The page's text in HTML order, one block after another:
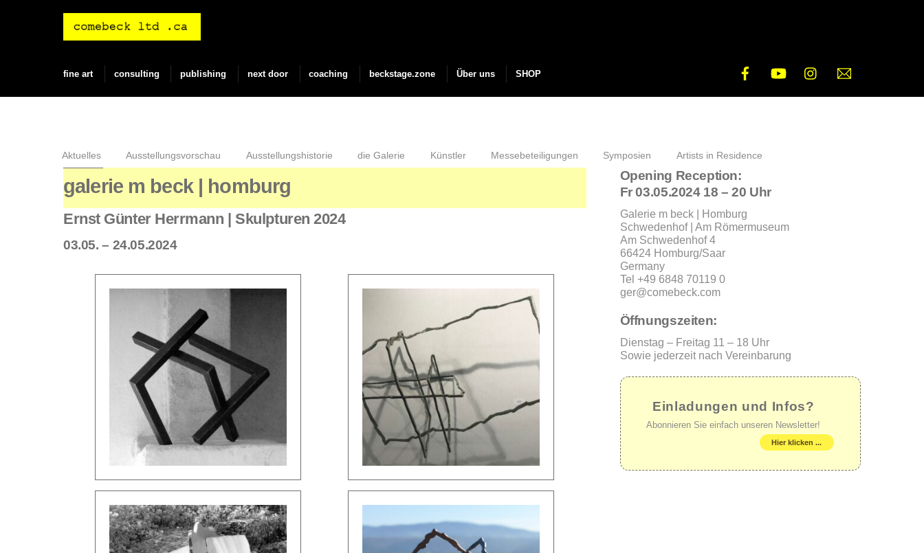
fine art consulting publishing next door coaching beckstage.zone Über uns SHOP
Aktuelles Ausstellungsvorschau Ausstellungshistorie die Galerie Künstler Messebeteiligungen Symposien Artists in Residence
galerie m beck | homburg
Ernst Günter Herrmann | Skulpturen 2024
03.05. – 24.05.2024
Opening Reception:
Fr 03.05.2024 18 – 20 Uhr
Galerie m beck | Homburg
Schwedenhof | Am Römermuseum
Am Schwedenhof 4
66424 Homburg/Saar
Germany
Tel +49 6848 70119 0
ger@comebeck.com
Öffnungszeiten:
Dienstag – Freitag 11 – 18 Uhr
Sowie jederzeit nach Vereinbarung
Einladungen und Infos?
Abonnieren Sie einfach unseren Newsletter!
Hier klicken ...